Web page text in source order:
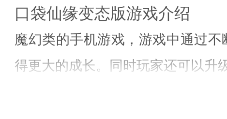
口袋仙缘变态版游戏介绍
魔幻类的手机游戏，游戏中通过
得更大的成长。同时玩家还可以升